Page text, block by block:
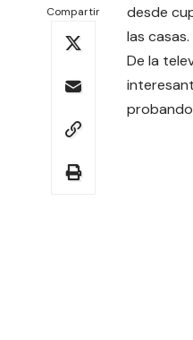
Compartir
desde
las casas.
De la